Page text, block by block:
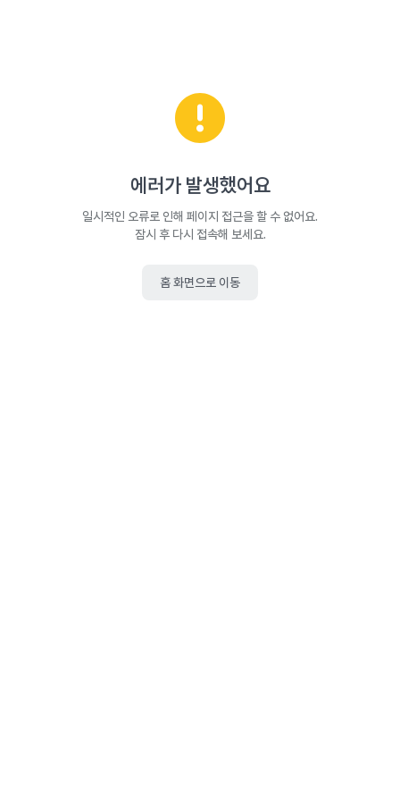
에러가 발생했어요
일시적인 오류로 인해 페이지 접근을 할 수 없어요.
잠시 후 다시 접속해 보세요.
홈 화면으로 이동